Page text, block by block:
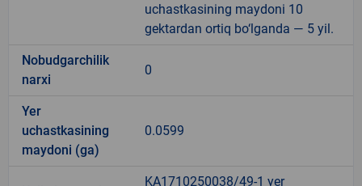
uchastkasining maydoni 10
gektardan ortiq bo‘lganda — 5 yil.
Nobudgarchilik
narxi
0
Yer
uchastkasining
maydoni (ga)
0.0599
KA1710250038/49-1 yer